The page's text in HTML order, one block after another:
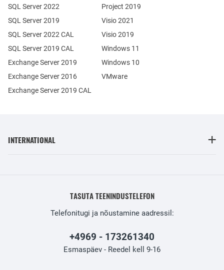
Exchange Server 2019
Exchange Server 2016
SQL Server 2022
SQL Server 2019
SQL Server 2022 CAL
SQL Server 2019 CAL
Exchange Server 2019 CAL
Project 2019
Visio 2021
Visio 2019
Windows 11
Windows 10
VMware
INTERNATIONAL
TASUTA TEENINDUSTELEFON
Telefonitugi ja nõustamine aadressil:
+4969 - 173261340
Esmaspäev - Reedel kell 9-16